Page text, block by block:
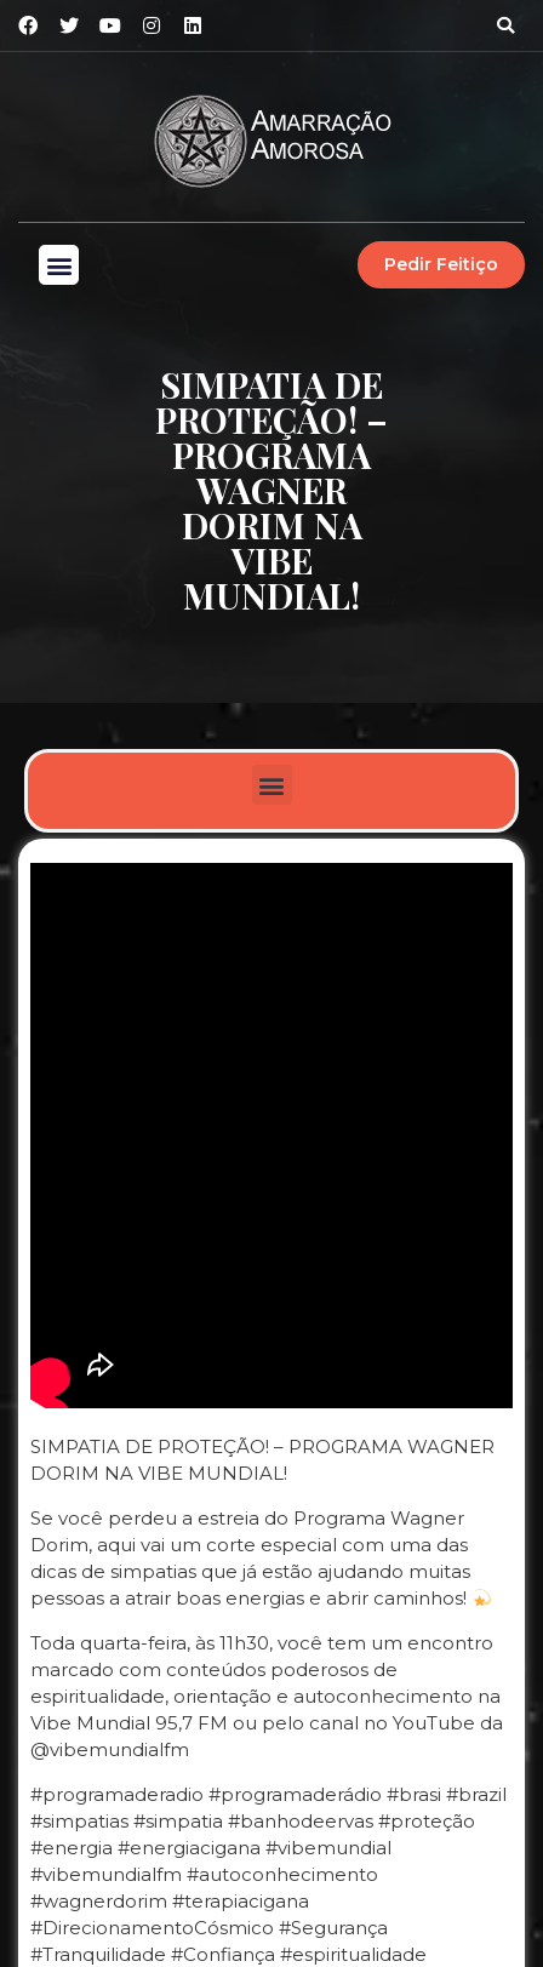
Pedir Feitiço
SIMPATIA DE
PROTEÇÃO! –
PROGRAMA
WAGNER
DORIM NA
VIBE
MUNDIAL!
SIMPATIA DE PROTEÇÃO! – PROGRAMA WAGNER
DORIM NA VIBE MUNDIAL!
Se você perdeu a estreia do Programa Wagner
Dorim, aqui vai um corte especial com uma das
dicas de simpatias que já estão ajudando muitas
pessoas a atrair boas energias e abrir caminhos!
Toda quarta-feira, às 11h30, você tem um encontro
marcado com conteúdos poderosos de
espiritualidade, orientação e autoconhecimento na
Vibe Mundial 95,7 FM ou pelo canal no YouTube da
@vibemundialfm
#programaderadio #programaderádio #brasi #brazil
#simpatias #simpatia #banhodeervas #proteção
#energia #energiacigana #vibemundial
#vibemundialfm #autoconhecimento
#wagnerdorim #terapiacigana
#DirecionamentoCósmico #Segurança
#Tranquilidade #Confiança #espiritualidade